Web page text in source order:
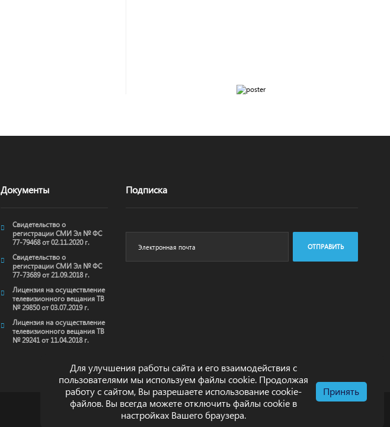
Документы
Свидетельство о
регистрации СМИ Эл № ФС
77-79468 от 02.11.2020 г.
Свидетельство о
регистрации СМИ Эл № ФС
77-73689 от 21.09.2018 г.
Лицензия на осуществление
телевизионного вещания ТВ
№ 29850 от 03.07.2019 г.
Лицензия на осуществление
телевизионного вещания ТВ
№ 29241 от 11.04.2018 г.
Подписка
ОТПРАВИТЬ
Для улучшения работы сайта и его взаимодействия с
пользователями мы используем файлы cookie. Продолжая
работу с сайтом, Вы разрешаете использование cookie-
файлов. Вы всегда можете отключить файлы cookie в
настройках Вашего браузера.
Принять